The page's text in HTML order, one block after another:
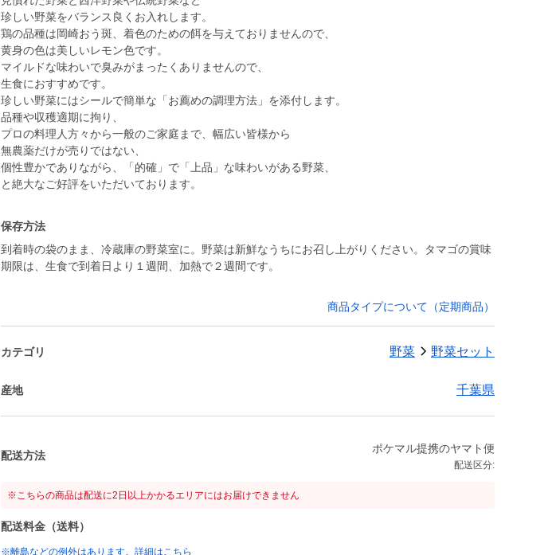
珍しい野菜をバランス良くお入れします。
鶏の品種は岡崎おう斑、着色のための餌を与えておりませんので、
黄身の色は美しいレモン色です。
マイルドな味わいで臭みがまったくありませんので、
生食におすすめです。
珍しい野菜にはシールで簡単な「お薦めの調理方法」を添付します。
品種や収穫適期に拘り、
プロの料理人方々から一般のご家庭まで、幅広い皆様から
無農薬だけが売りではない、
個性豊かでありながら、「的確」で「上品」な味わいがある野菜、
と絶大なご好評をいただいております。
保存方法
到着時の袋のまま、冷蔵庫の野菜室に。野菜は新鮮なうちにお召し上がりください。タマゴの賞味
期限は、生食で到着日より１週間、加熱で２週間です。
商品タイプについて（定期商品）
カテゴリ 野菜 野菜セット
産地 千葉県
配送方法
ポケマル提携のヤマト便
配送区分:
※こちらの商品は配送に2日以上かかるエリアにはお届けできません
配送料金（送料）
※離島などの例外はあります。詳細はこちら